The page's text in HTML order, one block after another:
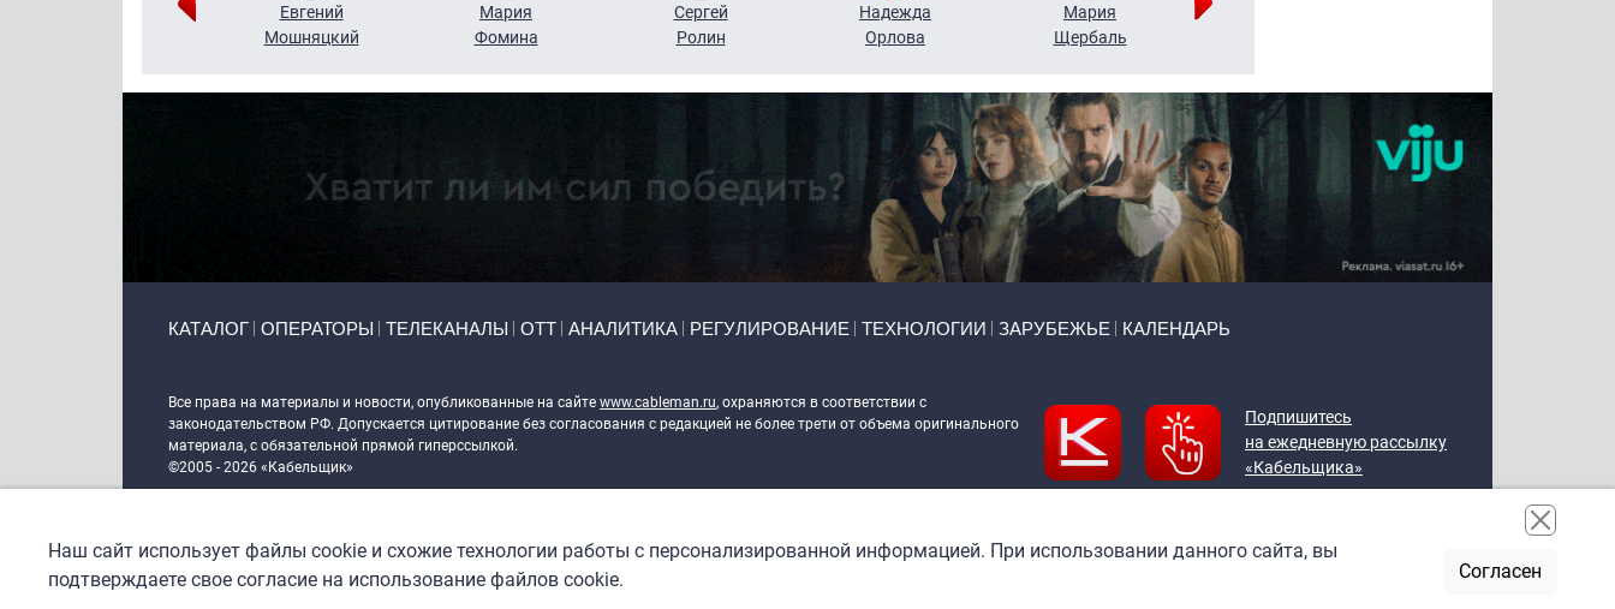
Евгений
Мошняцкий
Мария
Фомина
Сергей
Ролин
Надежда
Орлова
Мария
Щербаль
КАТАЛОГ ОПЕРАТОРЫ ТЕЛЕКАНАЛЫ ОТТ АНАЛИТИКА РЕГУЛИРОВАНИЕ ТЕХНОЛОГИИ ЗАРУБЕЖЬЕ КАЛЕНДАРЬ
Все права на материалы и новости, опубликованные на сайте www.cableman.ru, охраняются в соответствии с
законодательством РФ. Допускается цитирование без согласования с редакцией не более трети от объема оригинального
материала, с обязательной прямой гиперссылкой.
©2005 - 2026 «Кабельщик»
DrupalCoder — поддержка сайта c 2017 года
Подпишитесь
на ежедневную рассылку
«Кабельщика»
Наш сайт использует файлы cookie и схожие технологии работы с персонализированной информацией. При использовании данного сайта, вы
подтверждаете свое согласие на использование файлов cookie.
Согласен